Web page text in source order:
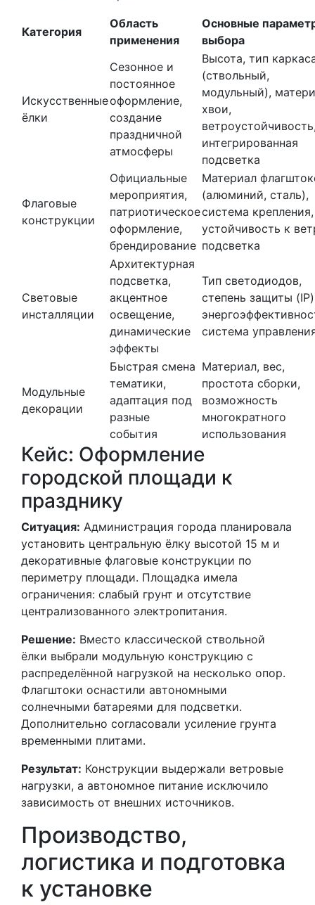
Категория
Область
применения
Основные
выбора
Искусственные
ёлки
Сезонное и
постоянное
оформление,
создание
праздничной
атмосферы
Высота, тип
(ствольный,
модульный),
хвои,
интегрированная
подсветка
Флаговые
конструкции
Официальные
мероприятия,
патриотическое
оформление,
брендирование
Материал
(алюминий, сталь),
система крепления,
устойчивость к
подсветка
Световые
инсталляции
Архитектурная
подсветка,
акцентное
освещение,
динамические
эффекты
Тип светодиодов,
степень защиты
система
Модульные
декорации
Быстрая смена
тематики,
адаптация под
разные
события
Материал, вес,
простота сборки,
возможность
многократного
использования
Кейс: Оформление
городской площади к
празднику
Ситуация: Администрация города планировала
установить центральную ёлку высотой 15 м и
декоративные флаговые конструкции по
периметру площади. Площадка имела
ограничения: слабый грунт и отсутствие
централизованного электропитания.
Решение: Вместо классической ствольной
ёлки выбрали модульную конструкцию с
распределённой нагрузкой на несколько опор.
Флагштоки оснастили автономными
солнечными батареями для подсветки.
Дополнительно согласовали усиление грунта
временными плитами.
Результат: Конструкции выдержали ветровые
нагрузки, а автономное питание исключило
зависимость от внешних источников.
Производство,
логистика и подготовка
к установке